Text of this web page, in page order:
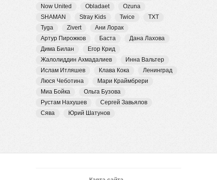
Now United
Obladaet
Ozuna
SHAMAN
Stray Kids Twice
TXT
Tyga
Zivert
Ани Лорак
Артур Пирожков
Баста
Дана Лахова
Дима Билан
Егор Крид
Жалолиддин Ахмадалиев
Инна Вальтер
Ислам Итляшев
Клава Кока
Ленинград
Люся Чеботина
Мари Краймбрери
Миа Бойка
Ольга Бузова
Рустам Нахушев
Сергей Завьялов
Сява
Юрий Шатунов